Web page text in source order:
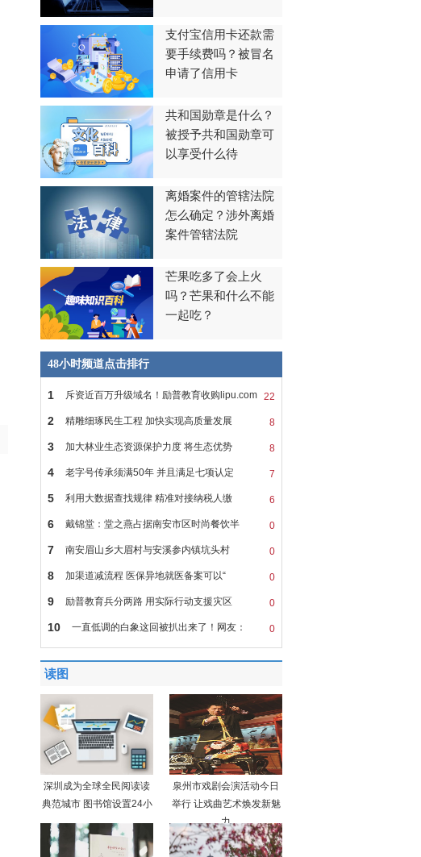
支付宝信用卡还款需
要手续费吗？被冒名
申请了信用卡
共和国勋章是什么？
被授予共和国勋章可
以享受什么待
离婚案件的管辖法院
怎么确定？涉外离婚
案件管辖法院
芒果吃多了会上火
吗？芒果和什么不能
一起吃？
48小时频道点击排行
22
1 斥资近百万升级域名！励普教育收购lipu.com
8
2 精雕细琢民生工程 加快实现高质量发展
8
3 加大林业生态资源保护力度 将生态优势
7
4 老字号传承须满50年 并且满足七项认定
6
5 利用大数据查找规律 精准对接纳税人缴
0
6 戴锦堂：堂之燕占据南安市区时尚餐饮半
0
7 南安眉山乡大眉村与安溪参内镇坑头村
0
8 加渠道减流程 医保异地就医备案可以“
0
9 励普教育兵分两路 用实际行动支援灾区
0
10 一直低调的白象这回被扒出来了！网友：
读图
深圳成为全球全民阅读读
典范城市 图书馆设置24小
泉州市戏剧会演活动今日
举行 让戏曲艺术焕发新魅
力